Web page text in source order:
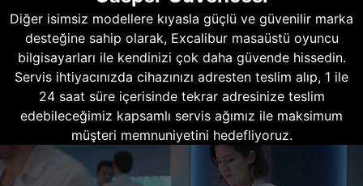
Diğer isimsiz modellere kıyasla güçlü ve güvenilir marka
desteğine sahip olarak, Excalibur masaüstü oyuncu
bilgisayarları ile kendinizi çok daha güvende hissedin.
Servis ihtiyacınızda cihazınızı adresten teslim alıp, 1 ile
24 saat süre içerisinde tekrar adresinize teslim
edebileceğimiz kapsamlı servis ağımız ile maksimum
müşteri memnuniyetini hedefliyoruz.